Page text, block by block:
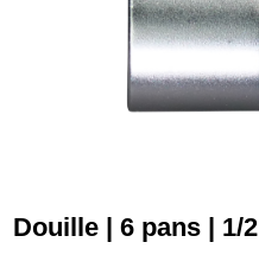
Douille | 6 pans | 1/2